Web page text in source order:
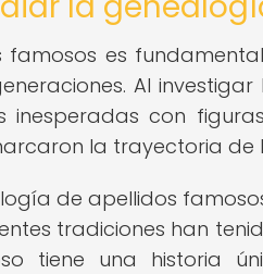
es
Al
inesperadas con
la trayectoria de
de apellidos
tradiciones han
tiene una historia